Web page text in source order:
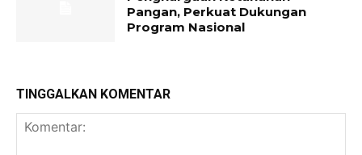
Pangan, Perkuat Dukungan
Program Nasional
TINGGALKAN KOMENTAR